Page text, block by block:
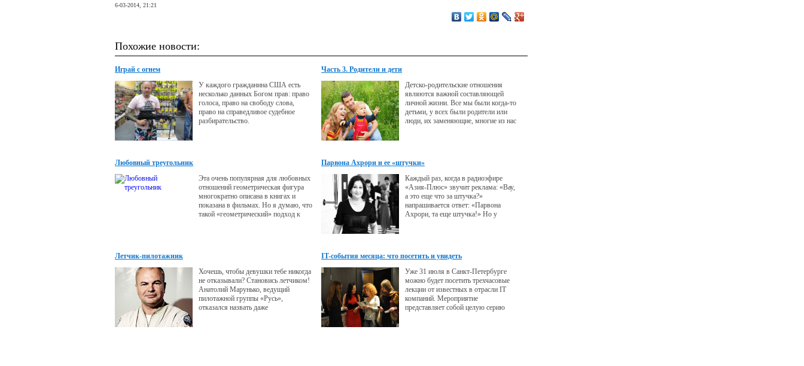
6-03-2014, 21:21
Похожие новости:
Играй с огнем
У каждого гражданина США есть
несколько данных Богом прав: право
голоса, право на свободу слова,
право на справедливое судебное
разбирательство.
Часть 3. Родители и дети
Детско-родительские отношения
являются важной составляющей
личной жизни. Все мы были когда-то
детьми, у всех были родители или
люди, их заменяющие, многие из нас
Любовный треугольник
Эта очень популярная для любовных
отношений геометрическая фигура
многократно описана в книгах и
показана в фильмах. Но я думаю, что
такой «геометрический» подход к
всего лишь ошибка нашего
мышления. Конечно, в каждом
конкретном случае они бывают
Парвона Ахрори и ее «штучки»
Каждый раз, когда в радиоэфире
«Азия-Плюс» звучит реклама: «Вау,
а это еще что за штучка?»
напрашивается ответ: «Парвона
Ахрори, та еще штучка!» Но у
Летчик-пилотажник
Хочешь, чтобы девушки тебе никогда
не отказывали? Становись летчиком!
Анатолий Марунько, ведущий
пилотажной группы «Русь»,
отказался назвать даже
IT-события месяца: что посетить и увидеть
Уже 31 июля в Санкт-Петербурге
можно будет посетить трехчасовые
лекции от известных в отрасли IT
компаний. Мероприятие
представляет собой целую серию